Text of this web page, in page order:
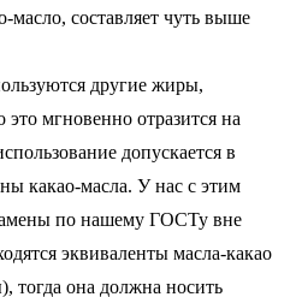
масло, составляет чуть выше
другие жиры,
мгновенно отразится на
допускается в
какао-масла. У нас с этим
по нашему ГОСТу вне
эквиваленты масла-какао
тогда она должна носить